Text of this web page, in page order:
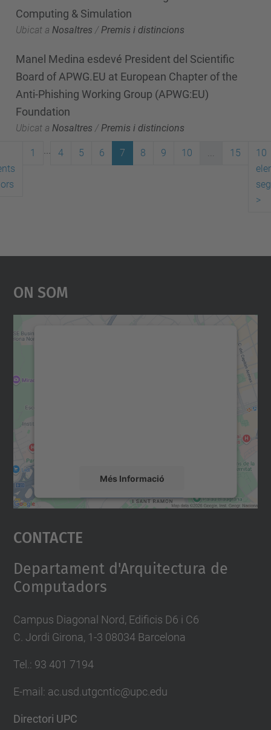
Computing & Simulation
Ubicat a Nosaltres / Premis i distincions
Manel Medina esdevé President del Scientific
Board of APWG.EU at European Chapter of the
Anti-Phishing Working Group (APWG:EU)
Foundation
Ubicat a Nosaltres /Premis i distincions
1 4 5 6 7 8 9 10 ... 15
10
>
On Som
Més Informació
Accepta
powered by
Contacte
Departament d'Arquitectura de
Computadors
Campus Diagonal Nord, Edificis D6 i C6
C. Jordi Girona, 1-3 08034 Barcelona
Tel.: 93 401 7194
E-mail: ac.usd.utgcntic@upc.edu
Directori UPC